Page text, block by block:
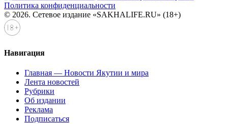
Политика конфиденциальности
© 2026. Сетевое издание «SAKHALIFE.RU» (18+)
Навигация
Главная — Новости Якутии и мира
Лента новостей
Рубрики
Об издании
Реклама
Подписаться